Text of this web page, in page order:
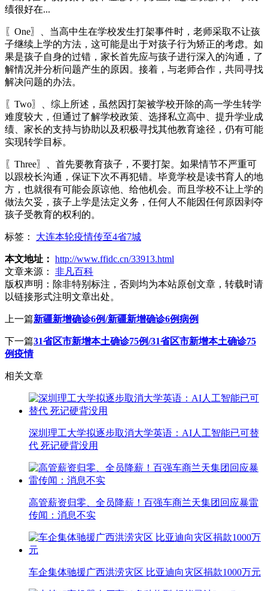
绩很好在...
〖One〗、当高中生在学校发生打架事件时，老师采取不让孩
子继续上学的方法，这可能是出于对孩子行为矫正的考虑。如
果是孩子自身的过错，家长首先应与孩子进行深入的沟通，了
解情况并分析问题产生的原因。接着，与老师合作，共同寻找
解决问题的办法。
〖Two〗、综上所述，虽然因打架被学校开除的高一学生转学
难度较大，但通过了解学校政策、选择私立高中、提升学业成
绩、家长的支持与协助以及积极寻找其他教育途径，仍有可能
实现转学目标。
〖Three〗、首先要教育孩子，不要打架。如果情节不严重可
以跟校长沟通，保证下次不再犯错。毕竟学校是读书育人的地
方，也就很有可能会原谅他、给他机会。而且学校不让上学的
做法欠妥，孩子上学是法定义务，任何人不能因任何原因剥夺
孩子受教育的权利的。
标签： 大连本轮疫情传至4省7城
本文地址： http://www.ffidc.cn/33913.html
文章来源：
非凡百科
版权声明： 除非特别标注，否则均为本站原创文章，转载时请
以链接形式注明文章出处。
上一篇新疆新增确诊6例/新疆新增确诊6例病例
下一篇31省区市新增本土确诊75例/31省区市新增本土确诊75
例疫情
相关文章
深圳理工大学拟逐步取消大学英语：AI人工智能已可替
代 死记硬背没用
高管薪资归零、全员降薪！百强车商兰天集团回应暴雷
传闻：消息不实
车企集体驰援广西洪涝灾区 比亚迪向灾区捐款1000万元